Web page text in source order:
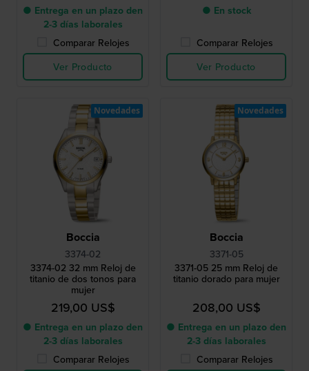
● Entrega en un plazo den
2-3 días laborales
Comparar Relojes
Ver Producto
● En stock
Comparar Relojes
Ver Producto
Boccia
3374-02
3374-02 32 mm Reloj de
titanio de dos tonos para
mujer
219,00 US$
● Entrega en un plazo den
2-3 días laborales
Comparar Relojes
Novedades
Boccia
3371-05
3371-05 25 mm Reloj de
titanio dorado para mujer
208,00 US$
● Entrega en un plazo den
2-3 días laborales
Comparar Relojes
Novedades